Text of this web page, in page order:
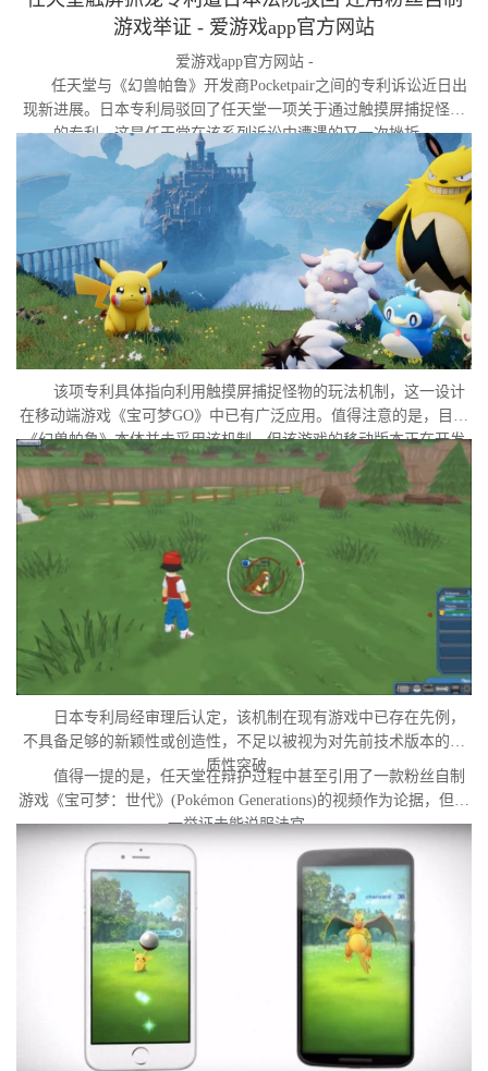
游戏举证 - 爱游戏app官方网站
爱游戏app官方网站 -
任天堂与《幻兽帕鲁》开发商Pocketpair之间的专利诉讼近日出
现新进展。日本专利局驳回了任天堂一项关于通过触摸屏捕捉怪物
的专利，这是任天堂在该系列诉讼中遭遇的又一次挫折。
该项专利具体指向利用触摸屏捕捉怪物的玩法机制，这一设计
在移动端游戏《宝可梦GO》中已有广泛应用。值得注意的是，目前
《幻兽帕鲁》本体并未采用该机制，但该游戏的移动版本正在开发
中。外界普遍认为，这很可能是任天堂在当前时间点针对此项专利
发起诉讼的直接原因。
日本专利局经审理后认定，该机制在现有游戏中已存在先例，
不具备足够的新颖性或创造性，不足以被视为对先前技术版本的实
质性突破。
值得一提的是，任天堂在辩护过程中甚至引用了一款粉丝自制
游戏《宝可梦：世代》(Pokémon Generations)的视频作为论据，但这
一举证未能说服法官。